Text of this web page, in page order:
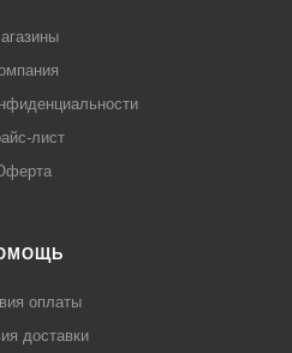
лист
оплаты
доставки